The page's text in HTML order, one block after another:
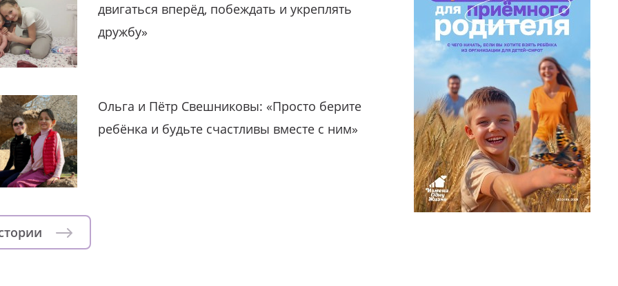
двигаться вперёд, побеждать и укреплять
дружбу»
Ольга и Пётр Свешниковы: «Просто берите
ребёнка и будьте счастливы вместе с ним»